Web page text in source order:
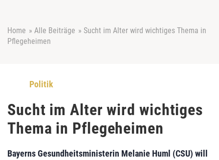
Home » Alle Beiträge » Sucht im Alter wird wichtiges Thema in
Pflegeheimen
Politik
Sucht im Alter wird wichtiges
Thema in Pflegeheimen
Bayerns Gesundheitsministerin Melanie Huml (CSU) will